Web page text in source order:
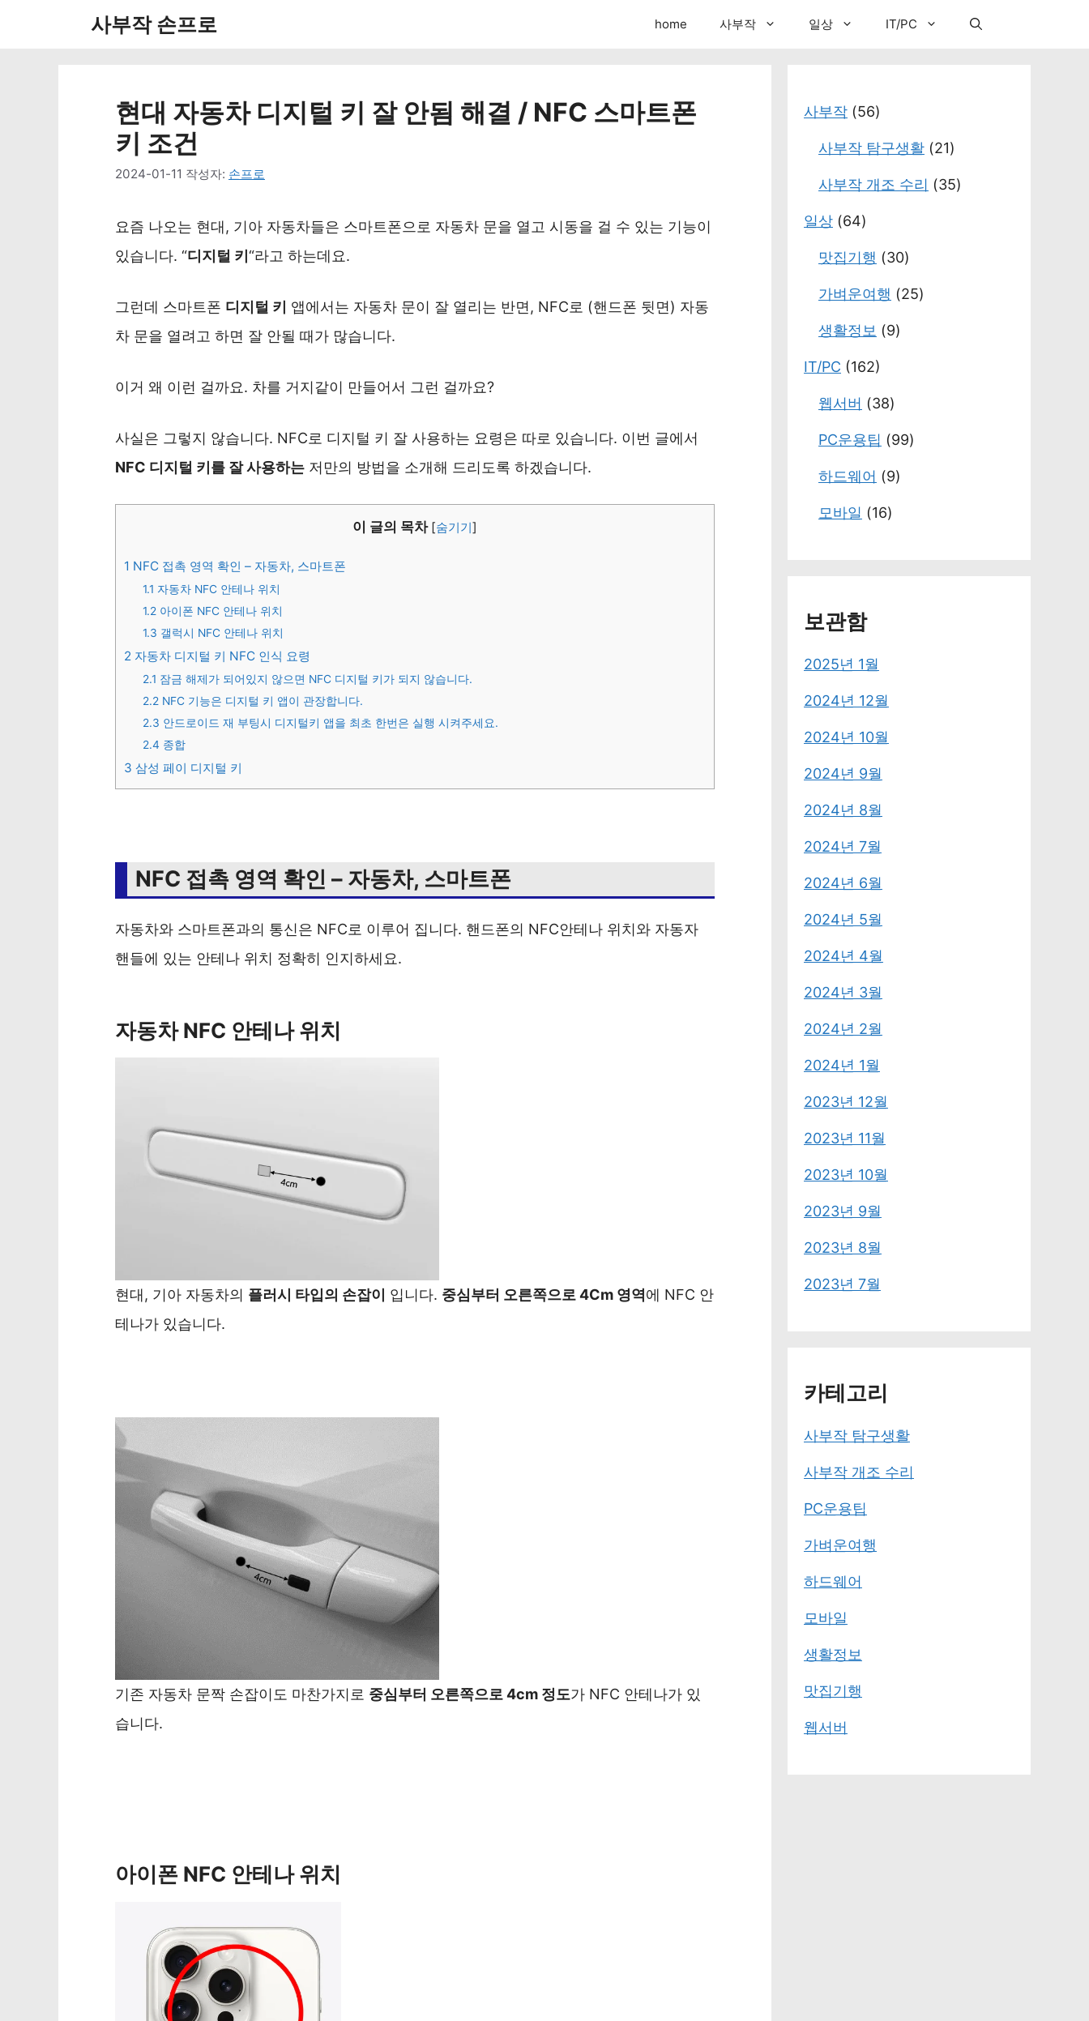
사부작 손프로 home 사부작 일상 IT/PC
현대 자동차 디지털 키 잘 안됨 해결 / NFC 스마트폰
키 조건
2024-01-11 작성자: 손프로
요즘 나오는 현대, 기아 자동차들은 스마트폰으로 자동차 문을 열고 시동을 걸 수 있는 기능이
있습니다. “디지털 키“라고 하는데요.
그런데 스마트폰 디지털 키 앱에서는 자동차 문이 잘 열리는 반면, NFC로 (핸드폰 뒷면) 자동
차 문을 열려고 하면 잘 안될 때가 많습니다.
이거 왜 이런 걸까요. 차를 거지같이 만들어서 그런 걸까요?
사실은 그렇지 않습니다. NFC로 디지털 키 잘 사용하는 요령은 따로 있습니다. 이번 글에서
NFC 디지털 키를 잘 사용하는 저만의 방법을 소개해 드리도록 하겠습니다.
이 글의 목차 [숨기기]
1 NFC 접촉 영역 확인 – 자동차, 스마트폰
1.1 자동차 NFC 안테나 위치
1.2 아이폰 NFC 안테나 위치
1.3 갤럭시 NFC 안테나 위치
2 자동차 디지털 키 NFC 인식 요령
2.1 잠금 해제가 되어있지 않으면 NFC 디지털 키가 되지 않습니다.
2.2 NFC 기능은 디지털 키 앱이 관장합니다.
2.3 안드로이드 재 부팅시 디지털키 앱을 최초 한번은 실행 시켜주세요.
2.4 종합
3 삼성 페이 디지털 키
NFC 접촉 영역 확인 – 자동차, 스마트폰
자동차와 스마트폰과의 통신은 NFC로 이루어 집니다. 핸드폰의 NFC안테나 위치와 자동자
핸들에 있는 안테나 위치 정확히 인지하세요.
자동차 NFC 안테나 위치
현대, 기아 자동차의 플러시 타입의 손잡이 입니다. 중심부터 오른쪽으로 4Cm 영역 에 NFC 안
테나가 있습니다.
기존 자동차 문짝 손잡이도 마찬가지로 중심부터 오른쪽으로 4cm 정도가 NFC 안테나가 있
습니다.
아이폰 NFC 안테나 위치
사부작 (56)
사부작 탐구생활 (21)
사부작 개조 수리 (35)
일상 (64)
맛집기행 (30)
가벼운여행 (25)
생활정보 (9)
IT/PC (162)
웹서버 (38)
PC운용팁 (99)
하드웨어 (9)
모바일 (16)
보관함
2025년 1월
2024년 12월
2024년 10월
2024년 9월
2024년 8월
2024년 7월
2024년 6월
2024년 5월
2024년 4월
2024년 3월
2024년 2월
2024년 1월
2023년 12월
2023년 11월
2023년 10월
2023년 9월
2023년 8월
2023년 7월
카테고리
사부작 탐구생활
사부작 개조 수리
PC운용팁
가벼운여행
하드웨어
모바일
생활정보
맛집기행
웹서버